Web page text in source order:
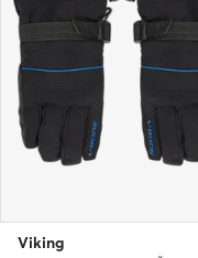
Viking